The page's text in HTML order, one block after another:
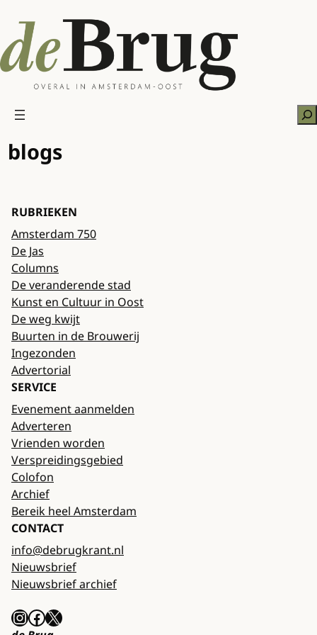
naar
de
inhoud
blogs
RUBRIEKEN
Amsterdam 750
De Jas
Columns
De veranderende stad
Kunst en Cultuur in Oost
De weg kwijt
Buurten in de Brouwerij
Ingezonden
Advertorial
SERVICE
Evenement aanmelden
Adverteren
Vrienden worden
Verspreidingsgebied
Colofon
Archief
Bereik heel Amsterdam
CONTACT
info@debrugkrant.nl
Nieuwsbrief
Nieuwsbrief archief
InstagramFacebook X